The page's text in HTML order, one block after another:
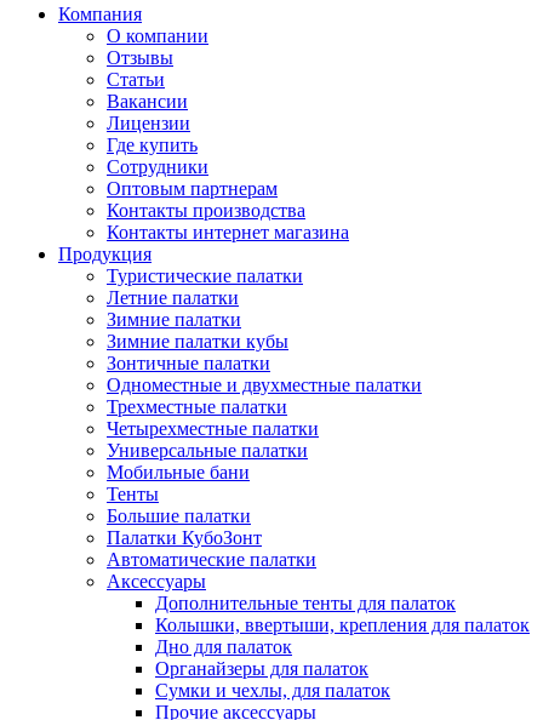
Компания
O компании
Отзывы
Статьи
Вакансии
Лицензии
Где купить
Сотрудники
Оптовым партнерам
Контакты производства
Контакты интернет магазина
Продукция
Туристические палатки
Летние палатки
Зимние палатки
Зимние палатки кубы
Зонтичные палатки
Одноместные и двухместные палатки
Трехместные палатки
Четырехместные палатки
Универсальные палатки
Мобильные бани
Тенты
Большие палатки
Палатки КубоЗонт
Автоматические палатки
Аксессуары
Дополнительные тенты для палаток
Колышки, ввертыши, крепления для палаток
Дно для палаток
Органайзеры для палаток
Сумки и чехлы, для палаток
Прочие аксессуары